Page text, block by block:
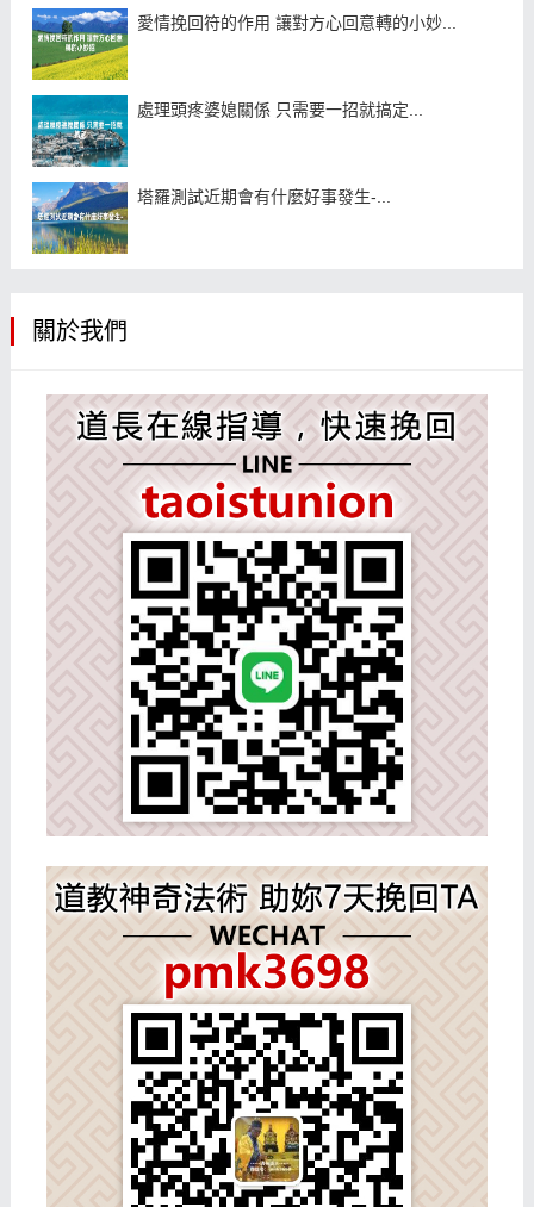
愛情挽回符的作用 讓對方心回意轉的小妙...
處理頭疼婆媳關係 只需要一招就搞定...
塔羅測試近期會有什麼好事發生-...
關於我們